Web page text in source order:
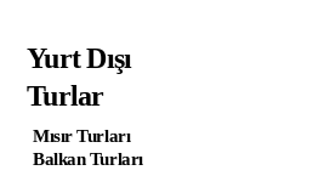
Yurt Dışı
Turlar
Mısır Turları
Balkan Turları